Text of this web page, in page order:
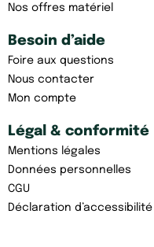
Nos offres matériel
Besoin d’aide
Foire aux questions
Nous contacter
Mon compte
Légal & conformité
Mentions légales
Données personnelles
CGU
Déclaration d’accessibilité